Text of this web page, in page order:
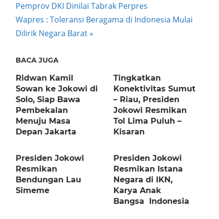
navigation
Post:
Pemprov DKI Dinilai Tabrak Perpres
Next
Post:
Wapres : Toleransi Beragama di Indonesia Mulai
Dilirik Negara Barat
BACA JUGA
Ridwan Kamil
Sowan ke Jokowi di
Solo, Siap Bawa
Pembekalan
Menuju Masa
Depan Jakarta
Tingkatkan
Konektivitas Sumut
– Riau, Presiden
Jokowi Resmikan
Tol Lima Puluh –
Kisaran
Presiden Jokowi
Resmikan
Bendungan Lau
Simeme
Presiden Jokowi
Resmikan Istana
Negara di IKN,
Karya Anak
Bangsa Indonesia